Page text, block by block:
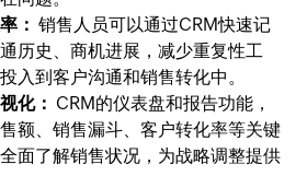
： 销售人员可以通过CRM快速记
历史、商机进展，减少重复性工
入到客户沟通和销售转化中。
化： CRM的仪表盘和报告功能，
额、销售漏斗、客户转化率等关键
面了解销售状况，为战略调整提供